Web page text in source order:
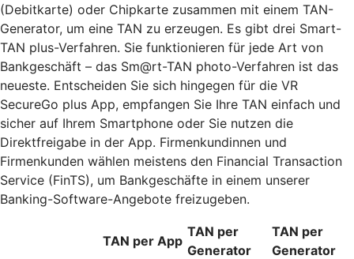
(Debitkarte) oder Chipkarte zusammen mit einem TAN-
Generator, um eine TAN zu erzeugen. Es gibt drei Smart-
TAN plus-Verfahren. Sie funktionieren für jede Art von
Bankgeschäft – das Sm@rt-TAN photo-Verfahren ist das
neueste. Entscheiden Sie sich hingegen für die VR
SecureGo plus App, empfangen Sie Ihre TAN einfach und
sicher auf Ihrem Smartphone oder Sie nutzen die
Direktfreigabe in der App. Firmenkundinnen und
Firmenkunden wählen meistens den Financial Transaction
Service (FinTS), um Bankgeschäfte in einem unserer
Banking-Software-Angebote freizugeben.
TAN per App
TAN per
Generator
TAN per
Generator